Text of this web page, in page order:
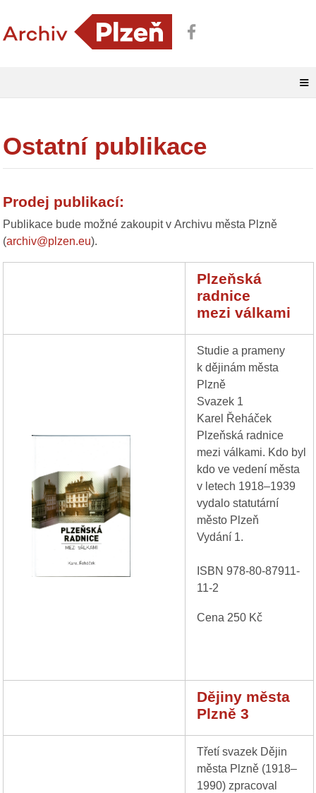
≡
Ostatní publikace
Prodej publikací:
Publikace bude možné zakoupit v Archivu města Plzně
(archiv@plzen.eu).
Plzeňská
radnice
mezi válkami
Studie a prameny
k dějinám města
Plzně
Svazek 1
Karel Řeháček
Plzeňská radnice
mezi válkami. Kdo byl
kdo ve vedení města
v letech 1918–1939
vydalo statutární
město Plzeň
Vydání 1.
ISBN 978-80-87911-
11-2
Cena 250 Kč
Dějiny města
Plzně 3
Třetí svazek Dějin
města Plzně (1918–
1990) zpracoval